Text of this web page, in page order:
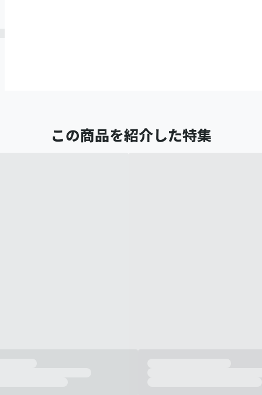
この商品を紹介した特集